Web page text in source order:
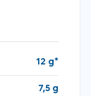
12 g*
7,5 g